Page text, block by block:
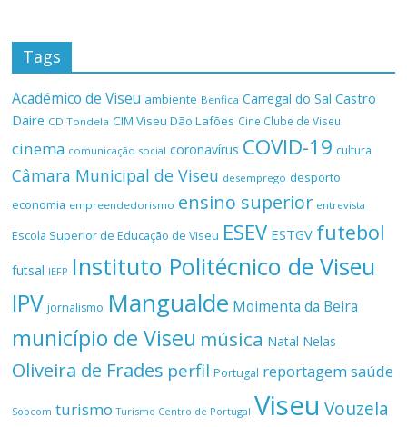
Tags
Académico de Viseu ambiente Benfica Carregal do Sal Castro
Daire CD Tondela CIM Viseu Dão Lafões Cine Clube de Viseu
cinema comunicação social coronavírus COVID-19 cultura
Câmara Municipal de Viseu desemprego desporto
economia empreendedorismo ensino superior entrevista
Escola Superior de Educação de Viseu ESEV ESTGV futebol
futsal IEFP Instituto Politécnico de Viseu
IPV jornalismo Mangualde Moimenta da Beira
município de Viseu música Natal Nelas
Oliveira de Frades perfil Portugal reportagemsaúde
Sopcom turismo Turismo Centro de Portugal Viseu Vouzela